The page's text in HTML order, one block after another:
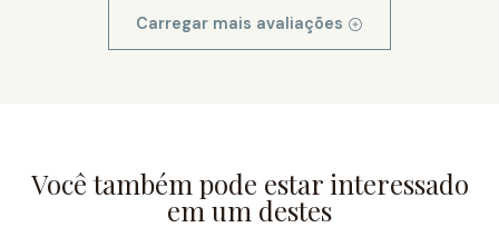
Carregar mais avaliações
Você também pode estar interessado
em um destes